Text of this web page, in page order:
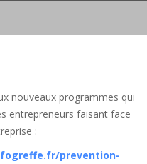
nouveaux programmes qui
entrepreneurs faisant face
:
prevention-